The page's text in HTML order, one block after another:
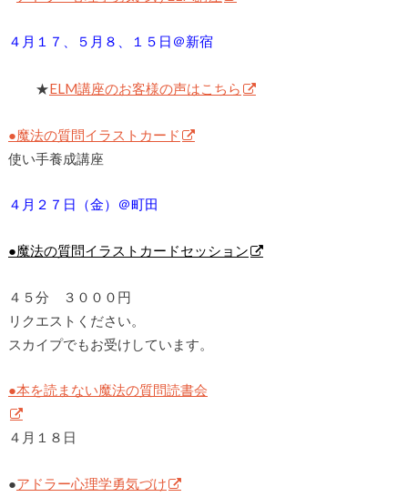
４月１７、５月８、１５日＠新宿
★ELM講座のお客様の声はこちら
●魔法の質問イラストカード
使い手養成講座
４月２７日（金）＠町田
●魔法の質問イラストカードセッション
４５分 ３０００円
リクエストください。
スカイプでもお受けしています。
●本を読まない魔法の質問読書会
４月１８日
●アドラー心理学勇気づけ